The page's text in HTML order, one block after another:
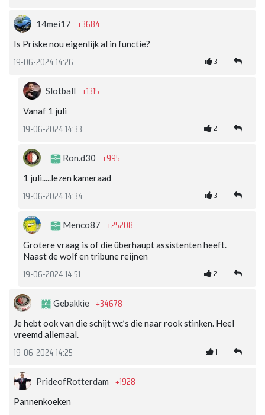
14mei17 +3684
Is Priske nou eigenlijk al in functie?
19-06-2024 14:26 3
Slotball +1315
Vanaf 1 juli
19-06-2024 14:33 2
Ron.d30 +995
1 juli.....lezen kameraad
19-06-2024 14:34 3
Menco87 +25208
Grotere vraag is of die überhaupt assistenten heeft.
Naast de wolf en tribune reijnen
19-06-2024 14:51 2
Gebakkie +34678
Je hebt ook van die schijt wc’s die naar rook stinken. Heel
vreemd allemaal.
19-06-2024 14:25 1
PrideofRotterdam +1928
Pannenkoeken